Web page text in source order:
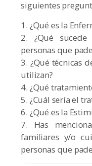
siguientes
1. ¿Qué es la
2. ¿Qué
personas que
3. ¿Qué técnicas
utilizan?
4. ¿Qué
5. ¿Cuál sería el
6. ¿Qué es la
7. Has
familiares y/o
personas que